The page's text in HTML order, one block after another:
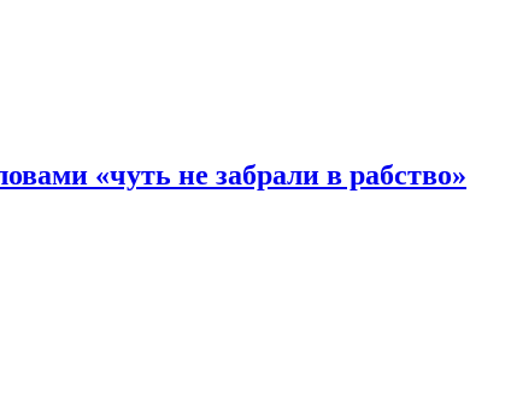
«чуть не забрали в рабство»